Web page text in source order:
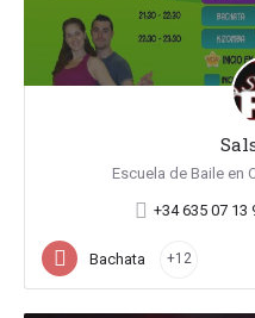
Escuela de Baile en
+34 635 07 13
Bachata +12